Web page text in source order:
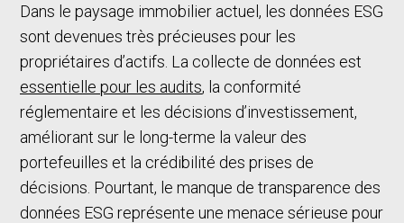
Dans le paysage immobilier actuel, les données ESG
sont devenues très précieuses pour les
propriétaires d’actifs. La collecte de données est
essentielle pour les audits, la conformité
réglementaire et les décisions d’investissement,
améliorant sur le long-terme la valeur des
portefeuilles et la crédibilité des prises de
décisions. Pourtant, le manque de transparence des
données ESG représente une menace sérieuse pour